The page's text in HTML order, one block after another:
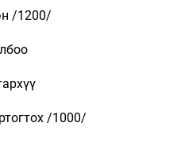
/1200/
/1000/